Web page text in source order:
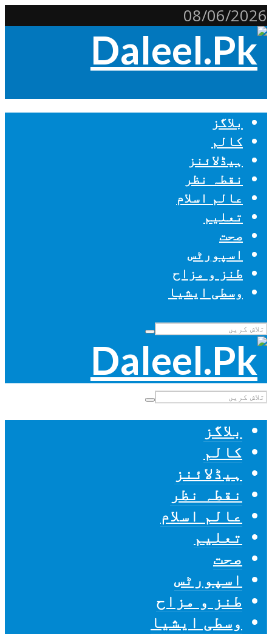
08/06/2026
بلاگز
کالم
ہیڈلائنز
نقطہ نظر
عالم اسلام
تعلیم
صحت
اسپورٹس
طنز و مزاح
وسطی ایشیا
بلاگز
کالم
ہیڈلائنز
نقطہ نظر
عالم اسلام
تعلیم
صحت
اسپورٹس
طنز و مزاح
وسطی ایشیا